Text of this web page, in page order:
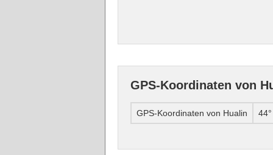
GPS-Koordinaten von
GPS-Koordinaten von Hualin